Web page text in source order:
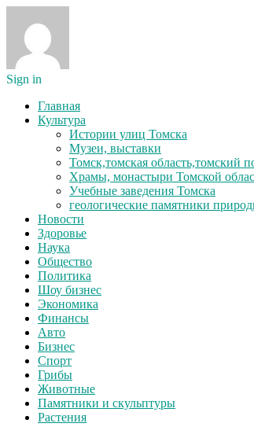
Sign in
Главная
Культура
Истории улиц Томска
Музеи, выставки
Томск,томская область,томский
Храмы, монастыри Томской
Учебные заведения Томска
геологические памятники
Новости
Здоровье
Наука
Общество
Политика
Шоу бизнес
Экономика
Финансы
Авто
Бизнес
Спорт
Грибы
Животные
Памятники и скульптуры
Растения